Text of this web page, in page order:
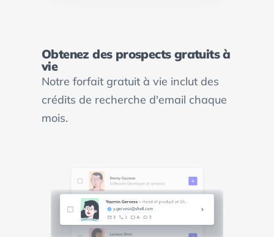
Obtenez des prospects gratuits à
vie
Notre forfait gratuit à vie inclut des
crédits de recherche d'email chaque
mois.